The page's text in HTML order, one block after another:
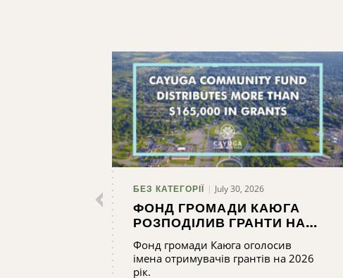
БЕЗ КАТЕГОРІЇ July 30, 2026
ФОНД ГРОМАДИ КАЮГА
РОЗПОДІЛИВ ГРАНТИ НА
СУМУ ПОНАД 165 000
ДОЛАРІВ
Фонд громади Каюга оголосив
імена отримувачів грантів на 2026
рік.